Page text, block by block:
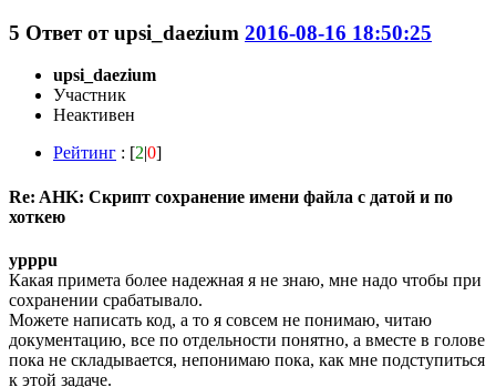
5 Ответ отupsi_daezium 2016-08-16 18:50:25
upsi_daezium
Участник
Неактивен
Рейтинг : [2|0]
Re: AHK: Скрипт сохранение имени файла с датой и по
хоткею
ypppu
Какая примета более надежная я не знаю, мне надо чтобы при
сохранении срабатывало.
Можете написать код, а то я совсем не понимаю, читаю
документацию, все по отдельности понятно, а вместе в голове
пока не складывается, непонимаю пока, как мне подступиться
к этой задаче.